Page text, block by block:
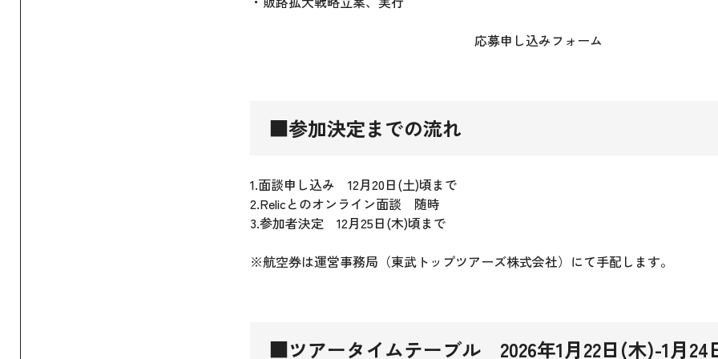
応募申し込みフォーム
■参加決定までの流れ
1.面談申し込み 12月20日(土)頃まで
2.Relicとのオンライン面談 随時
3.参加者決定 12月25日(木)頃まで
※航空券は運営事務局（東武トップツアーズ株式会社）にて手配します。
■ツアータイムテーブル 2026年1月22日(木)-1月24